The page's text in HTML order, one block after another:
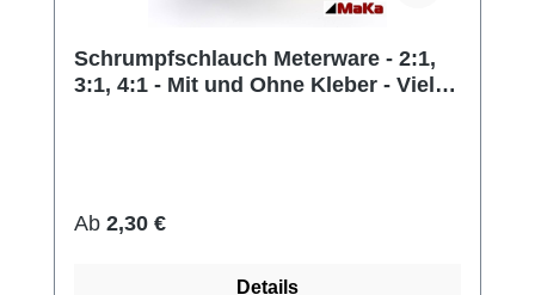
Schrumpfschlauch Meterware - 2:1,
3:1, 4:1 - Mit und Ohne Kleber - Viele
Regulärer Preis:
Ab 2,30 €
Details